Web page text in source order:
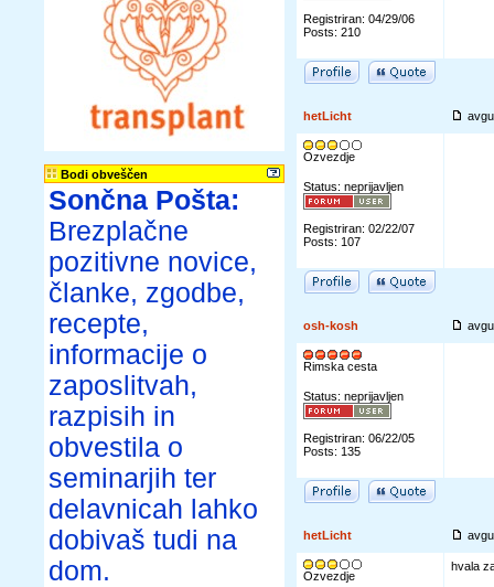
Bodi obveščen
Sončna Pošta:
Brezplačne
pozitivne novice,
članke, zgodbe,
recepte,
informacije o
zaposlitvah,
razpisih in
obvestila o
seminarjih ter
delavnicah lahko
dobivaš tudi na
dom.
Registriran: 04/29/06
Posts: 210
hetLicht
Ozvezdje
Status: neprijavljen
Registriran: 02/22/07
Posts: 107
osh-kosh
Rimska cesta
Status: neprijavljen
Registriran: 06/22/05
Posts: 135
hetLicht
Ozvezdje
hvala